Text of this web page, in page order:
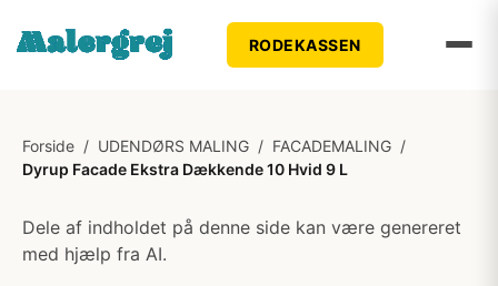
RODEKASSEN
Forside / UDENDØRS MALING / FACADEMALING /
Dyrup Facade Ekstra Dækkende 10 Hvid 9 L
Dele af indholdet på denne side kan være genereret
med hjælp fra AI.